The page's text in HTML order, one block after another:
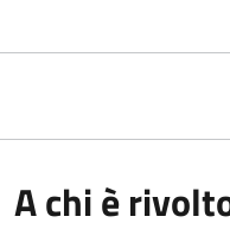
A chi è